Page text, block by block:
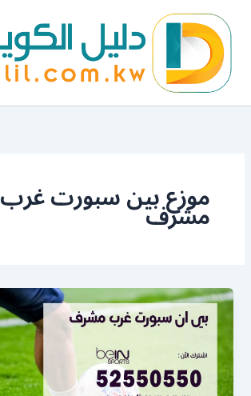
المحتوى
موزع بين سبورت غرب
مشرف